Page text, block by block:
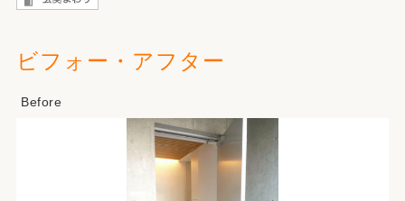
ビフォー・アフター